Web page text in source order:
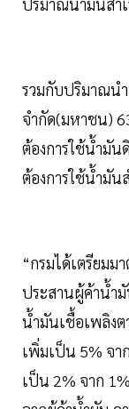
ปริมาณน้ำมันสำ
รวมกับปริมาณน
จำกัด(มหาชน)
ต้องการใช้น้ำมัน
ต้องการใช้น้ำมัน
“กรมได้เตรียมม
ประสานผู้ค้าน้ำมั
น้ำมันเชื้อเพลิง
เพิ่มเป็น 5% จา
เป็น 2% จาก